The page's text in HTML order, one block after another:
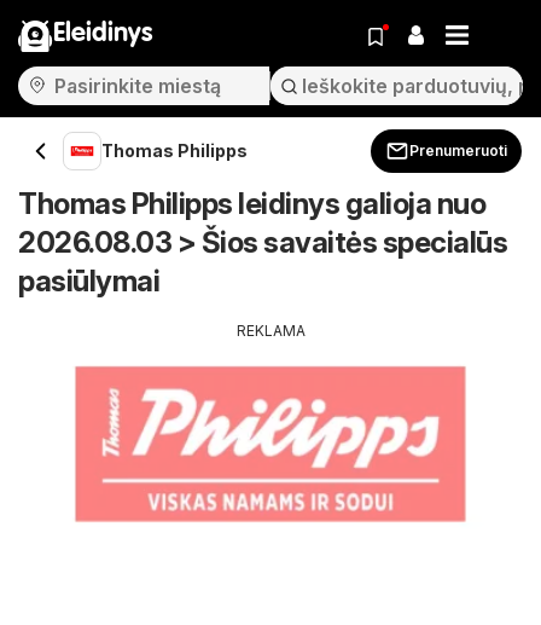
Eleidinys
Thomas Philipps Prenumeruoti
Thomas Philipps leidinys galioja nuo
2026.08.03 > Šios savaitės specialūs
pasiūlymai
REKLAMA